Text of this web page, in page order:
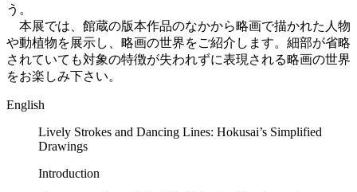
う。
本展では、館蔵の版本作品のなかから略画で描かれた人物
や動植物を展示し、略画の世界をご紹介します。細部が省略
されていても対象の特徴が失われずに表現される略画の世界
をお楽しみ下さい。
English
Lively Strokes and Dancing Lines: Hokusai’s Simplified
Drawings
Introduction